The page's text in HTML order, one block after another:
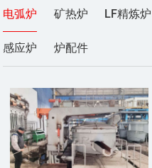
电弧炉 矿热炉 LF精炼炉
感应炉 炉配件